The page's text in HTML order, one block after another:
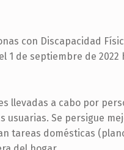
con Discapacidad
1 de septiembre de
llevadas a cabo por
Se persigue
tareas domésticas